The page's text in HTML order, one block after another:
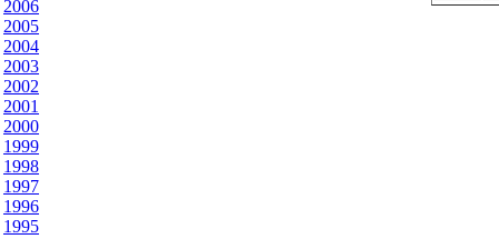
2006
2005
2004
2003
2002
2001
2000
1999
1998
1997
1996
1995